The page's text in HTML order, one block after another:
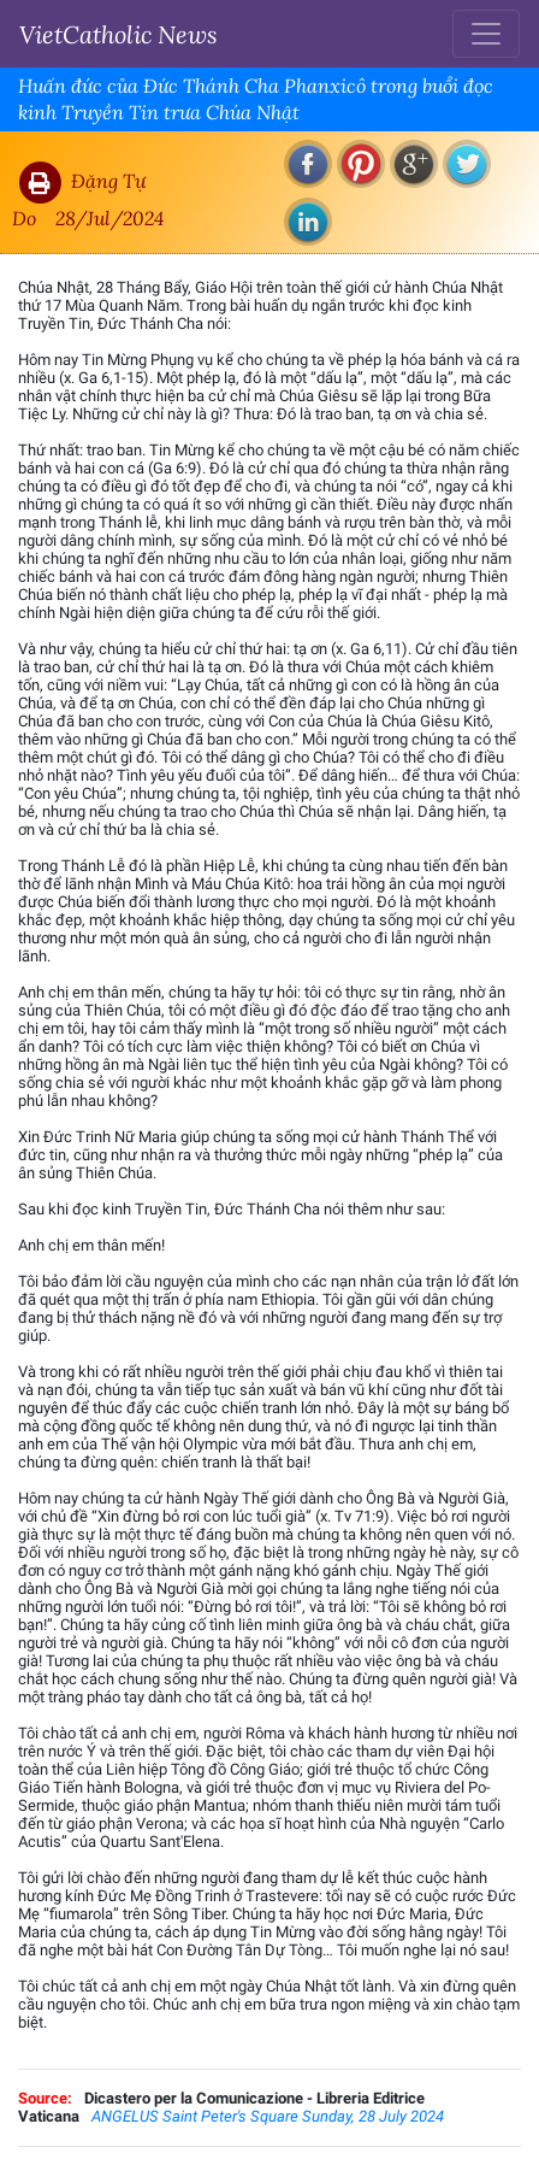
VietCatholic News
Huấn đức của Đức Thánh Cha Phanxicô trong buổi đọc
kinh Truyền Tin trưa Chúa Nhật
Đặng Tự
Do
28/Jul/2024
Chúa Nhật, 28 Tháng Bẩy, Giáo Hội trên toàn thế giới cử hành Chúa Nhật
thứ 17 Mùa Quanh Năm. Trong bài huấn dụ ngắn trước khi đọc kinh
Truyền Tin, Đức Thánh Cha nói:
Hôm nay Tin Mừng Phụng vụ kể cho chúng ta về phép lạ hóa bánh và cá ra
nhiều (x. Ga 6,1-15). Một phép lạ, đó là một “dấu lạ”, một “dấu lạ”, mà các
nhân vật chính thực hiện ba cử chỉ mà Chúa Giêsu sẽ lặp lại trong Bữa
Tiệc Ly. Những cử chỉ này là gì? Thưa: Đó là trao ban, tạ ơn và chia sẻ.
Thứ nhất: trao ban. Tin Mừng kể cho chúng ta về một cậu bé có năm chiếc
bánh và hai con cá (Ga 6:9). Đó là cử chỉ qua đó chúng ta thừa nhận rằng
chúng ta có điều gì đó tốt đẹp để cho đi, và chúng ta nói “có”, ngay cả khi
những gì chúng ta có quá ít so với những gì cần thiết. Điều này được nhấn
mạnh trong Thánh lễ, khi linh mục dâng bánh và rượu trên bàn thờ, và mỗi
người dâng chính mình, sự sống của mình. Đó là một cử chỉ có vẻ nhỏ bé
khi chúng ta nghĩ đến những nhu cầu to lớn của nhân loại, giống như năm
chiếc bánh và hai con cá trước đám đông hàng ngàn người; nhưng Thiên
Chúa biến nó thành chất liệu cho phép lạ, phép lạ vĩ đại nhất - phép lạ mà
chính Ngài hiện diện giữa chúng ta để cứu rỗi thế giới.
Và như vậy, chúng ta hiểu cử chỉ thứ hai: tạ ơn (x. Ga 6,11). Cử chỉ đầu tiên
là trao ban, cử chỉ thứ hai là tạ ơn. Đó là thưa với Chúa một cách khiêm
tốn, cũng với niềm vui: “Lạy Chúa, tất cả những gì con có là hồng ân của
Chúa, và để tạ ơn Chúa, con chỉ có thể đền đáp lại cho Chúa những gì
Chúa đã ban cho con trước, cùng với Con của Chúa là Chúa Giêsu Kitô,
thêm vào những gì Chúa đã ban cho con.” Mỗi người trong chúng ta có thể
thêm một chút gì đó. Tôi có thể dâng gì cho Chúa? Tôi có thể cho đi điều
nhỏ nhặt nào? Tình yêu yếu đuối của tôi”. Để dâng hiến… để thưa với Chúa:
“Con yêu Chúa”; nhưng chúng ta, tội nghiệp, tình yêu của chúng ta thật nhỏ
bé, nhưng nếu chúng ta trao cho Chúa thì Chúa sẽ nhận lại. Dâng hiến, tạ
ơn và cử chỉ thứ ba là chia sẻ.
Trong Thánh Lễ đó là phần Hiệp Lễ, khi chúng ta cùng nhau tiến đến bàn
thờ để lãnh nhận Mình và Máu Chúa Kitô: hoa trái hồng ân của mọi người
được Chúa biến đổi thành lương thực cho mọi người. Đó là một khoảnh
khắc đẹp, một khoảnh khắc hiệp thông, dạy chúng ta sống mọi cử chỉ yêu
thương như một món quà ân sủng, cho cả người cho đi lẫn người nhận
lãnh.
Anh chị em thân mến, chúng ta hãy tự hỏi: tôi có thực sự tin rằng, nhờ ân
sủng của Thiên Chúa, tôi có một điều gì đó độc đáo để trao tặng cho anh
chị em tôi, hay tôi cảm thấy mình là “một trong số nhiều người” một cách
ẩn danh? Tôi có tích cực làm việc thiện không? Tôi có biết ơn Chúa vì
những hồng ân mà Ngài liên tục thể hiện tình yêu của Ngài không? Tôi có
sống chia sẻ với người khác như một khoảnh khắc gặp gỡ và làm phong
phú lẫn nhau không?
Xin Đức Trinh Nữ Maria giúp chúng ta sống mọi cử hành Thánh Thể với
đức tin, cũng như nhận ra và thưởng thức mỗi ngày những “phép lạ” của
ân sủng Thiên Chúa.
Sau khi đọc kinh Truyền Tin, Đức Thánh Cha nói thêm như sau:
Anh chị em thân mến!
Tôi bảo đảm lời cầu nguyện của mình cho các nạn nhân của trận lở đất lớn
đã quét qua một thị trấn ở phía nam Ethiopia. Tôi gần gũi với dân chúng
đang bị thử thách nặng nề đó và với những người đang mang đến sự trợ
giúp.
Và trong khi có rất nhiều người trên thế giới phải chịu đau khổ vì thiên tai
và nạn đói, chúng ta vẫn tiếp tục sản xuất và bán vũ khí cũng như đốt tài
nguyên để thúc đẩy các cuộc chiến tranh lớn nhỏ. Đây là một sự báng bổ
mà cộng đồng quốc tế không nên dung thứ, và nó đi ngược lại tinh thần
anh em của Thế vận hội Olympic vừa mới bắt đầu. Thưa anh chị em,
chúng ta đừng quên: chiến tranh là thất bại!
Hôm nay chúng ta cử hành Ngày Thế giới dành cho Ông Bà và Người Già,
với chủ đề “Xin đừng bỏ rơi con lúc tuổi già” (x. Tv 71:9). Việc bỏ rơi người
già thực sự là một thực tế đáng buồn mà chúng ta không nên quen với nó.
Đối với nhiều người trong số họ, đặc biệt là trong những ngày hè này, sự cô
đơn có nguy cơ trở thành một gánh nặng khó gánh chịu. Ngày Thế giới
dành cho Ông Bà và Người Già mời gọi chúng ta lắng nghe tiếng nói của
những người lớn tuổi nói: “Đừng bỏ rơi tôi!”, và trả lời: “Tôi sẽ không bỏ rơi
bạn!”. Chúng ta hãy củng cố tình liên minh giữa ông bà và cháu chắt, giữa
người trẻ và người già. Chúng ta hãy nói “không” với nỗi cô đơn của người
già! Tương lai của chúng ta phụ thuộc rất nhiều vào việc ông bà và cháu
chắt học cách chung sống như thế nào. Chúng ta đừng quên người già! Và
một tràng pháo tay dành cho tất cả ông bà, tất cả họ!
Tôi chào tất cả anh chị em, người Rôma và khách hành hương từ nhiều nơi
trên nước Ý và trên thế giới. Đặc biệt, tôi chào các tham dự viên Đại hội
toàn thể của Liên hiệp Tông đồ Công Giáo; giới trẻ thuộc tổ chức Công
Giáo Tiến hành Bologna, và giới trẻ thuộc đơn vị mục vụ Riviera del Po-
Sermide, thuộc giáo phận Mantua; nhóm thanh thiếu niên mười tám tuổi
đến từ giáo phận Verona; và các họa sĩ hoạt hình của Nhà nguyện “Carlo
Acutis” của Quartu Sant'Elena.
Tôi gửi lời chào đến những người đang tham dự lễ kết thúc cuộc hành
hương kính Đức Mẹ Đồng Trinh ở Trastevere: tối nay sẽ có cuộc rước Đức
Mẹ “fiumarola” trên Sông Tiber. Chúng ta hãy học nơi Đức Maria, Đức
Maria của chúng ta, cách áp dụng Tin Mừng vào đời sống hằng ngày! Tôi
đã nghe một bài hát Con Đường Tân Dự Tòng… Tôi muốn nghe lại nó sau!
Tôi chúc tất cả anh chị em một ngày Chúa Nhật tốt lành. Và xin đừng quên
cầu nguyện cho tôi. Chúc anh chị em bữa trưa ngon miệng và xin chào tạm
biệt.
Source:
Dicastero per la Comunicazione - Libreria Editrice
Vaticana
ANGELUS Saint Peter's Square Sunday, 28 July 2024